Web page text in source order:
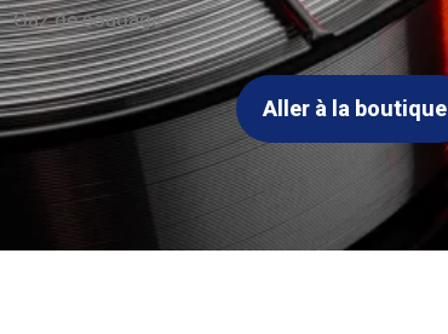
Gaz de soudage
Aller à la boutique